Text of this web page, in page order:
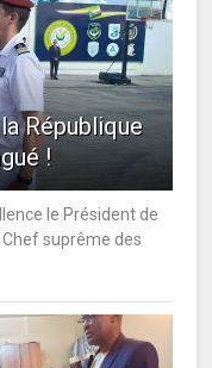
République
!
le Président de
suprême des